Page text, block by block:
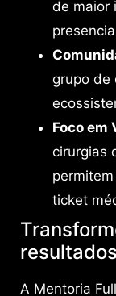
de maior
grupo de
Foco em
cirurgias
ticket
A Mentoria